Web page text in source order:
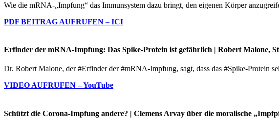
Wie die mRNA-„Impfung“ das Immunsystem dazu bringt, den eigenen Körper
PDF BEITRAG AUFRUFEN – ICI
Erfinder der mRNA-Impfung: Das Spike-Protein ist gefährlich | Robert Malone,
Dr. Robert Malone, der #Erfinder der #mRNA-Impfung, sagt, dass das #Spike-Protein
VIDEO AUFRUFEN – YouTube
Schützt die Corona-Impfung andere? | Clemens Arvay über die moralische